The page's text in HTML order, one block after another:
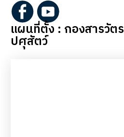
แผนที่ตั้ง : กองสารวัต
ปศุสัตว์